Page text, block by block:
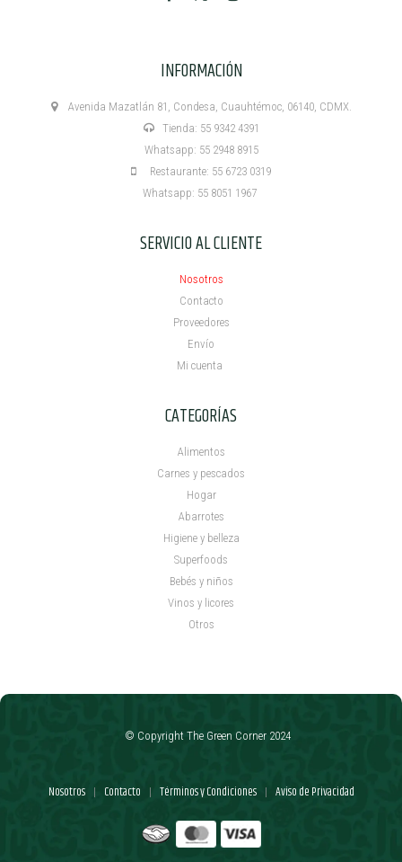
INFORMACIÓN
Avenida Mazatlán 81, Condesa, Cuauhtémoc, 06140, CDMX.
Tienda: 55 9342 4391
Whatsapp: 55 2948 8915
Restaurante: 55 6723 0319
Whatsapp: 55 8051 1967
SERVICIO AL CLIENTE
Nosotros
Contacto
Proveedores
Envío
Mi cuenta ​
CATEGORÍAS
Alimentos
Carnes y pescados
Hogar
Abarrotes
Higiene y belleza
Superfoods
Bebés y niños
Vinos y licores
Otros
Nosotros | Contacto | Términos y Condiciones | Aviso de Privacidad
© Copyright The Green Corner 2024